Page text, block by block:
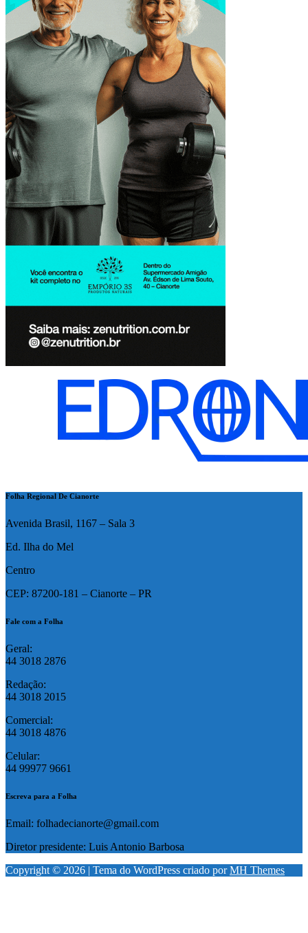
Folha Regional De Cianorte
Avenida Brasil, 1167 – Sala 3
Ed. Ilha do Mel
Centro
CEP: 87200-181 – Cianorte – PR
Fale com a Folha
Geral:
44 3018 2876
Redação:
44 3018 2015
Comercial:
44 3018 4876
Celular:
44 99977 9661
Escreva para a Folha
Email: folhadecianorte@gmail.com
Diretor presidente: Luis Antonio Barbosa
Copyright © 2026 | Tema do WordPress criado porMH Themes